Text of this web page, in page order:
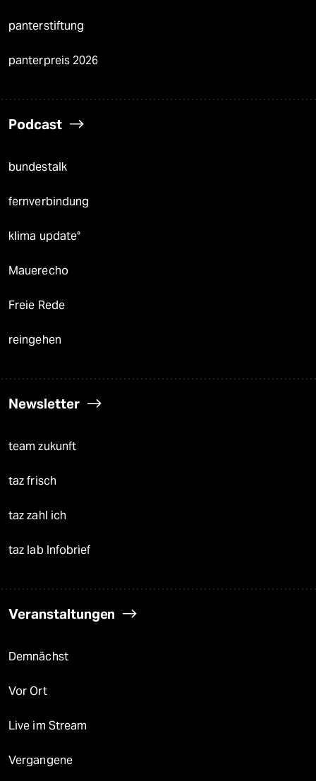
panterstiftung
panterpreis 2026
Podcast
bundestalk
fernverbindung
klima update°
Mauerecho
Freie Rede
reingehen
Newsletter
team zukunft
taz frisch
taz zahl ich
taz lab Infobrief
Veranstaltungen
Demnächst
Vor Ort
Live im Stream
Vergangene